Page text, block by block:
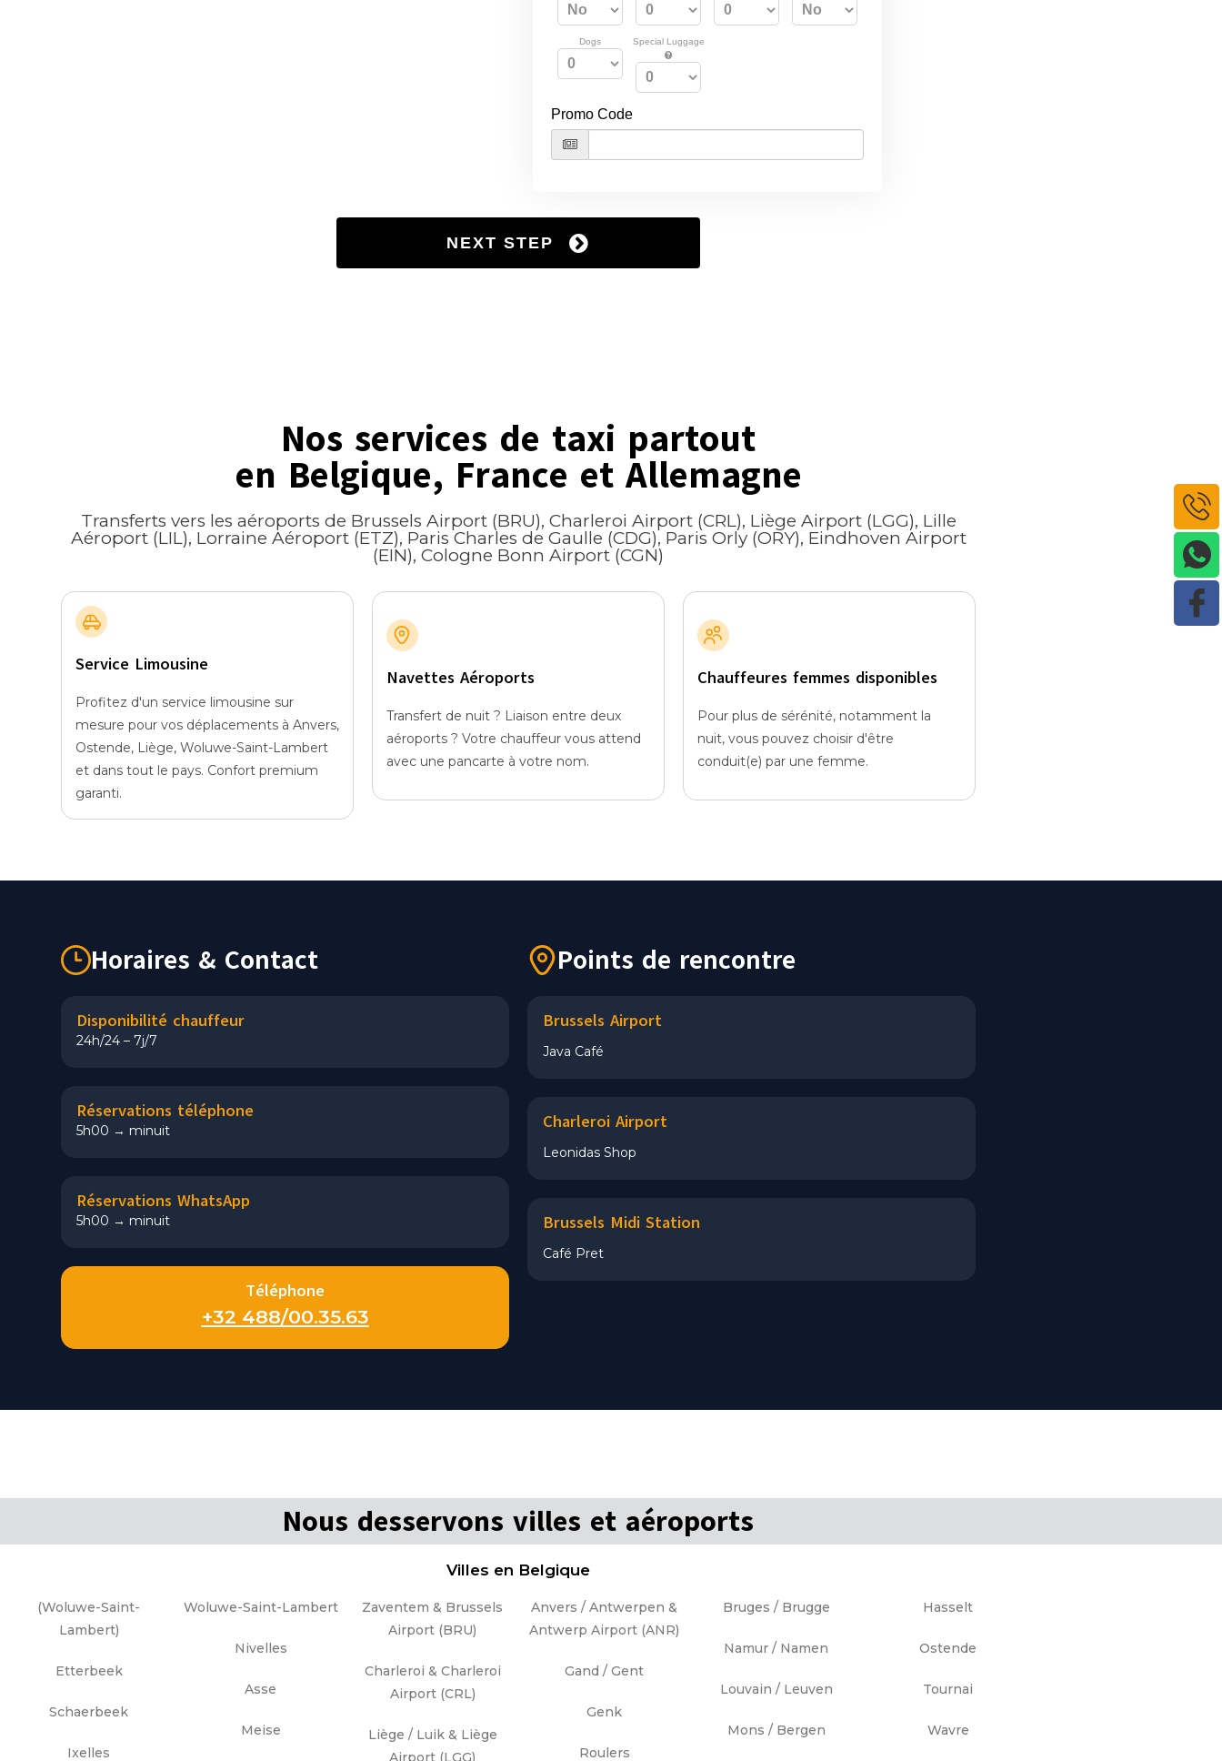
Nos services de taxi partout
en Belgique, France et Allemagne
Transferts vers les aéroports de Brussels Airport (BRU), Charleroi Airport (CRL), Liège Airport (LGG), Lille
Aéroport (LIL), Lorraine Aéroport (ETZ), Paris Charles de Gaulle (CDG), Paris Orly (ORY), Eindhoven Airport
(EIN), Cologne Bonn Airport (CGN)
Service Limousine
Profitez d'un service limousine sur
mesure pour vos déplacements à Anvers,
Ostende, Liège, Woluwe-Saint-Lambert
et dans tout le pays. Confort premium
garanti.
Navettes Aéroports
Transfert de nuit ? Liaison entre deux
aéroports ? Votre chauffeur vous attend
avec une pancarte à votre nom.
Chauffeures femmes disponibles
Pour plus de sérénité, notamment la
nuit, vous pouvez choisir d'être
conduit(e) par une femme.
Horaires & Contact
Disponibilité chauffeur
24h/24 – 7j/7
Réservations téléphone
5h00 → minuit
Réservations WhatsApp
5h00 → minuit
Téléphone
+32 488/00.35.63
Points de rencontre
Brussels Airport
Java Café
Charleroi Airport
Leonidas Shop
Brussels Midi Station
Café Pret
Nous desservons villes et aéroports
Villes en Belgique
(Woluwe-Saint-
Lambert)
Etterbeek
Schaerbeek
Ixelles
Woluwe-Saint-Lambert
Nivelles
Asse
Meise
Zaventem & Brussels
Airport (BRU)
Charleroi & Charleroi
Airport (CRL)
Liège / Luik & Liège
Anvers / Antwerpen &
Antwerp Airport (ANR)
Gand / Gent
Genk
Roulers
Bruges / Brugge
Namur / Namen
Louvain / Leuven
Mons / Bergen
Hasselt
Ostende
Tournai
Wavre